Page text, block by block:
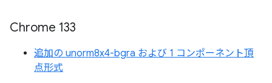
Chrome 133
追加の unorm8x4-bgra および 1 コンポーネント頂
点形式